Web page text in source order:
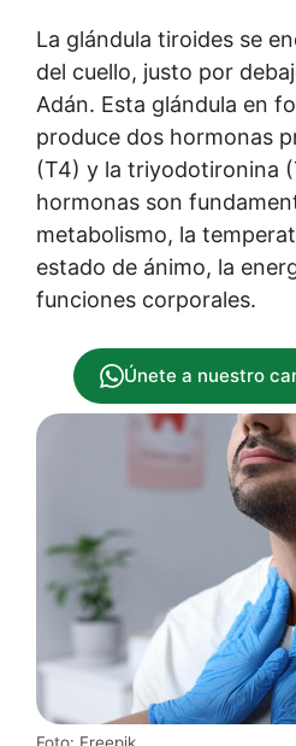
La glándula tiroides se
del cuello, justo por
Adán. Esta glándula en
produce dos hormonas
(T4) y la triyodotironina
hormonas son
metabolismo, la
estado de ánimo, la
funciones corporales.
Únete a nuestro